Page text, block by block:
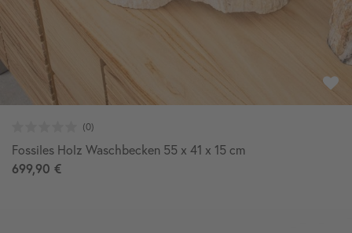
Fossiles Holz Waschbecken 55 x 41 x 15 cm
699,90 €